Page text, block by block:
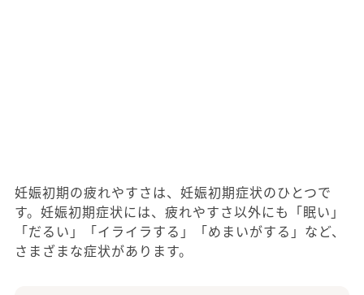
妊娠初期の疲れやすさは、妊娠初期症状のひとつで
す。妊娠初期症状には、疲れやすさ以外にも「眠い」
「だるい」「イライラする」「めまいがする」など、
さまざまな症状があります。